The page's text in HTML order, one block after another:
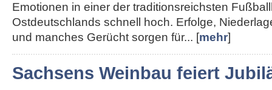
Emotionen in einer der traditionsreichsten
Ostdeutschlands schnell hoch. Erfolge,
und manches Gerücht sorgen für... [mehr]
Sachsens Weinbau feiert